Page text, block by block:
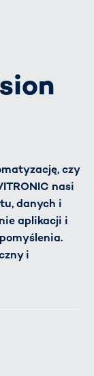
czy
nasi
danych i
aplikacji i
i